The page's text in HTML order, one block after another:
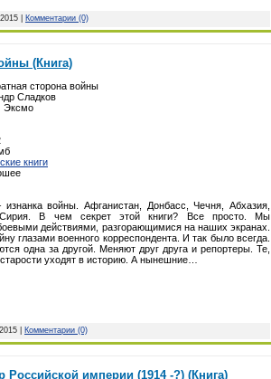
Комментарии (0)
(Книга)
сторона войны
Сладков
Эксмо
книги
изнанка войны. Афганистан, Донбасс, Чечня, Абхазия,
Сирия. В чем секрет этой книги? Все просто. Мы
действиями, разгорающимися на наших экранах.
глазами военного корреспондента. И так было всегда.
одна за другой. Меняют друг друга и репортеры. Те,
уходят в историю. А нынешние…
Комментарии (0)
Российской империи (1914 -?) (Книга)